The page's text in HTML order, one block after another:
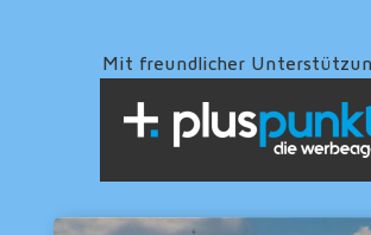
Mit freundlicher